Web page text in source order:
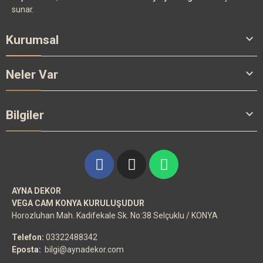
sunar.
Kurumsal 
Neler Var 
Bilgiler 
AYNA DEKOR
VEGA CAM KONYA KURULUŞUDUR
Horozluhan Mah. Kadifekale Sk. No:38 Selçuklu / KONYA
Telefon: 03322488342
Eposta: bilgi@aynadekor.com